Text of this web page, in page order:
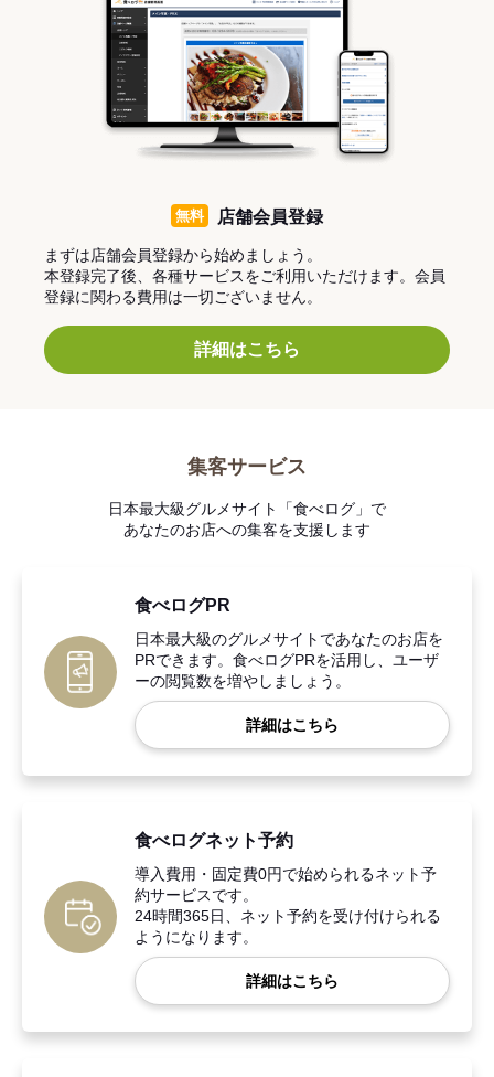
無料 店舗会員登録
まずは店舗会員登録から始めましょう。
本登録完了後、各種サービスをご利用いただけます。会員
登録に関わる費用は一切ございません。
詳細はこちら
集客サービス
日本最大級グルメサイト「食べログ」で
あなたのお店への集客を支援します
食べログPR
日本最大級のグルメサイトであなたのお店を
PRできます。食べログPRを活用し、ユーザ
ーの閲覧数を増やしましょう。
詳細はこちら
食べログネット予約
導入費用・固定費0円で始められるネット予
約サービスです。
24時間365日、ネット予約を受け付けられる
ようになります。
詳細はこちら